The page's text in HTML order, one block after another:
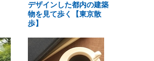
デザインした都内の建築
物を見て歩く【東京散
歩】